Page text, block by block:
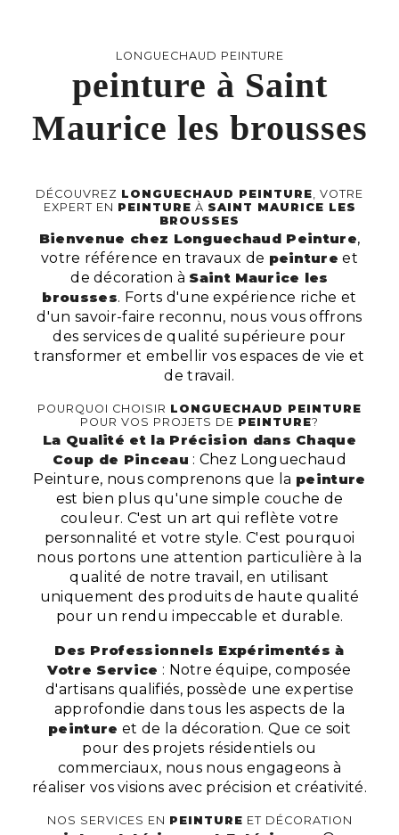
LONGUECHAUD PEINTURE
peinture à Saint
Maurice les brousses
DÉCOUVREZ LONGUECHAUD PEINTURE, VOTRE
EXPERT EN PEINTURE À SAINT MAURICE LES
BROUSSES
Bienvenue chez Longuechaud Peinture,
votre référence en travaux de peinture et
de décoration à Saint Maurice les
brousses. Forts d'une expérience riche et
d'un savoir-faire reconnu, nous vous offrons
des services de qualité supérieure pour
transformer et embellir vos espaces de vie et
de travail.
POURQUOI CHOISIR LONGUECHAUD PEINTURE
POUR VOS PROJETS DE PEINTURE?
La Qualité et la Précision dans Chaque
Coup de Pinceau : Chez Longuechaud
Peinture, nous comprenons que la peinture
est bien plus qu'une simple couche de
couleur. C'est un art qui reflète votre
personnalité et votre style. C'est pourquoi
nous portons une attention particulière à la
qualité de notre travail, en utilisant
uniquement des produits de haute qualité
pour un rendu impeccable et durable.
Des Professionnels Expérimentés à
Votre Service : Notre équipe, composée
d'artisans qualifiés, possède une expertise
approfondie dans tous les aspects de la
peinture et de la décoration. Que ce soit
pour des projets résidentiels ou
commerciaux, nous nous engageons à
réaliser vos visions avec précision et créativité.
NOS SERVICES EN PEINTURE ET DÉCORATION